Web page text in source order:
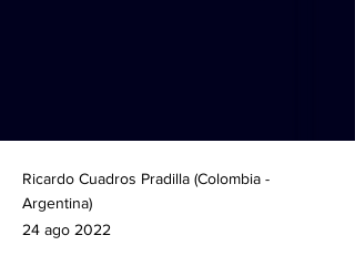
Ricardo Cuadros Pradilla (Colombia -
Argentina)
24 ago 2022